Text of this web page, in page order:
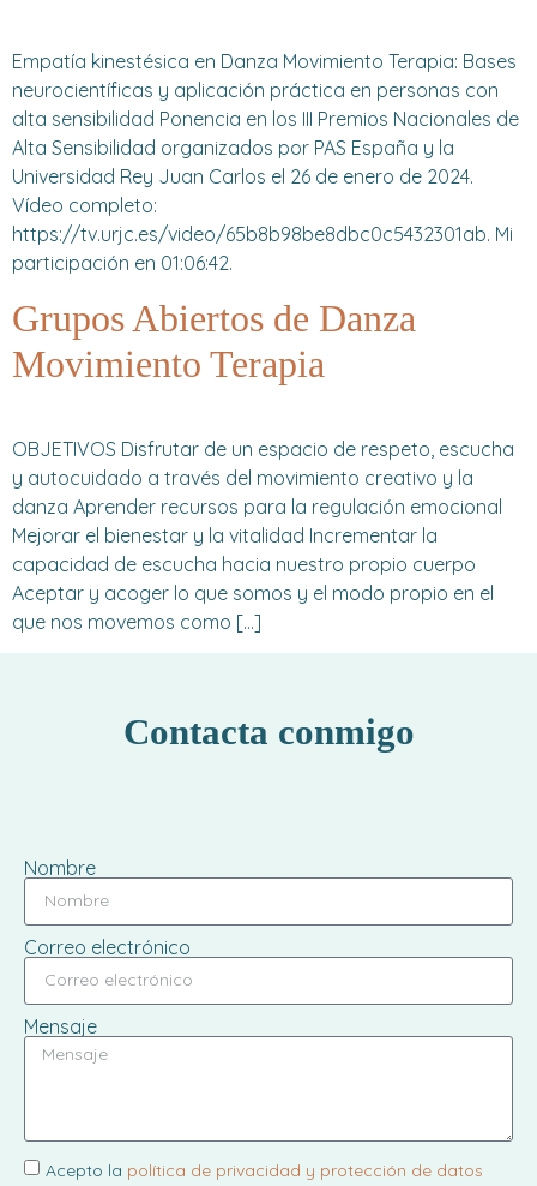
Empatía kinestésica en Danza Movimiento Terapia: Bases
neurocientíficas y aplicación práctica en personas con
alta sensibilidad Ponencia en los III Premios Nacionales de
Alta Sensibilidad organizados por PAS España y la
Universidad Rey Juan Carlos el 26 de enero de 2024.
Vídeo completo:
https://tv.urjc.es/video/65b8b98be8dbc0c5432301ab. Mi
participación en 01:06:42.
Grupos Abiertos de Danza
Movimiento Terapia
OBJETIVOS Disfrutar de un espacio de respeto, escucha
y autocuidado a través del movimiento creativo y la
danza Aprender recursos para la regulación emocional
Mejorar el bienestar y la vitalidad Incrementar la
capacidad de escucha hacia nuestro propio cuerpo
Aceptar y acoger lo que somos y el modo propio en el
que nos movemos como […]
Contacta conmigo
Nombre
Correo electrónico
Mensaje
Acepto la política de privacidad y protección de datos